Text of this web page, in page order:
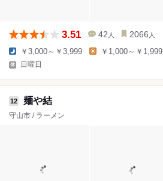
3.51 42 人 2066 人
￥3,000～￥3,999 ￥1,000～￥1,999
日曜日
12 麺や結
守山市 / ラーメン